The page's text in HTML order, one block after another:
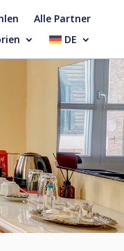
Alle Partner
DE